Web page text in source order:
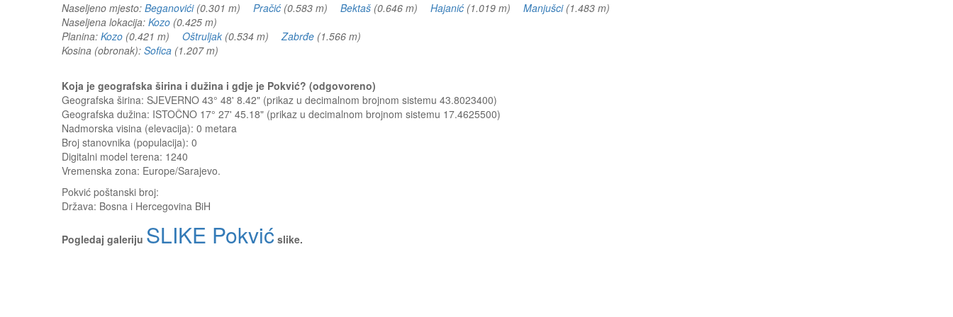
Naseljeno mjesto: Beganovići(0.301 m) Pračić (0.583 m) Bektaš (0.646 m) Hajanić (1.019 m) Manjušci(1.483 m)
Naseljena lokacija: Kozo (0.425 m)
Planina: Kozo (0.421 m) Oštruljak (0.534 m)Zabrđe (1.566 m)
Kosina (obronak): Sofica (1.207 m)
Koja je geografska širina i dužina i gdje je Pokvić? (odgovoreno)
Geografska širina: SJEVERNO 43° 48' 8.42" (prikaz u decimalnom brojnom sistemu 43.8023400)
Geografska dužina: ISTOČNO 17° 27' 45.18" (prikaz u decimalnom brojnom sistemu 17.4625500)
Nadmorska visina (elevacija): 0 metara
Broj stanovnika (populacija): 0
Digitalni model terena: 1240
Vremenska zona: Europe/Sarajevo.
Pokvić poštanski broj:
Država: Bosna i Hercegovina BiH
Pogledaj galeriju SLIKE Pokvić slike.